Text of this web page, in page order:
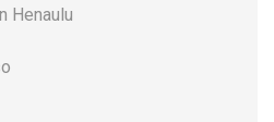
Henaulu